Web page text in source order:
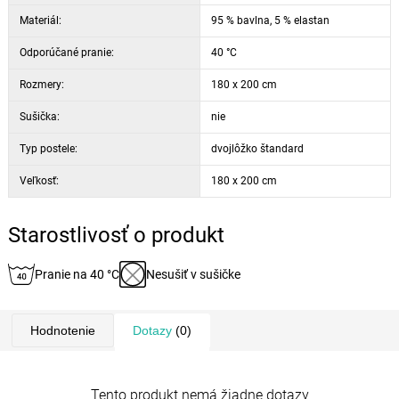
Materiál: 95 % bavlna, 5 % elastan
Odporúčané pranie: 40 °C
Rozmery: 180 x 200 cm
Sušička: nie
Typ postele: dvojlôžko štandard
Veľkosť: 180 x 200 cm
Starostlivosť o produkt
Pranie na 40 °C Nesušiť v sušičke
Hodnotenie Dotazy(0)
Tento produkt nemá žiadne dotazy